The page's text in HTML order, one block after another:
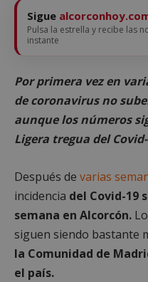
Sigue
Pulsa la estrella y recibe las
instante
Por primera vez en
de coronavirus no
aunque los números
Ligera tregua del
Después de varias
incidencia del Covid-19
semana en Alcorcón.
siguen siendo bastante
la Comunidad de
el país.